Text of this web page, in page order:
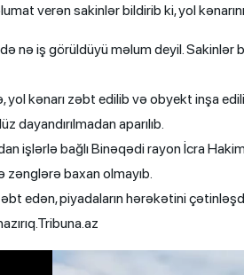
verən sakinlər bildirib ki, yol
nə iş görüldüyü məlum deyil. Sakinlər
yol kənarı zəbt edilib və obyekt inşa
dayandırılmadan aparılıb.
işlərlə bağlı Binəqədi rayon İcra
baxan olmayıb.
edən, piyadaların hərəkətini